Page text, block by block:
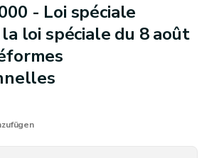
- Loi spéciale
loi spéciale du 8 août